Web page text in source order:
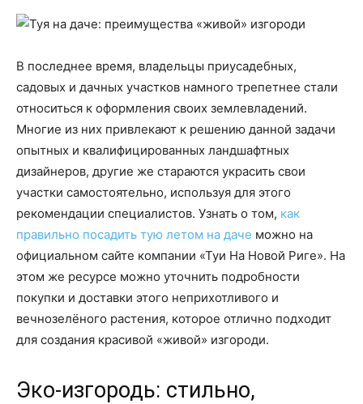
В последнее время, владельцы приусадебных,
садовых и дачных участков намного трепетнее стали
относиться к оформления своих землевладений.
Многие из них привлекают к решению данной задачи
опытных и квалифицированных ландшафтных
дизайнеров, другие же стараются украсить свои
участки самостоятельно, используя для этого
рекомендации специалистов. Узнать о том, как
правильно посадить тую летом на даче можно на
официальном сайте компании «Туи На Новой Риге». На
этом же ресурсе можно уточнить подробности
покупки и доставки этого неприхотливого и
вечнозелёного растения, которое отлично подходит
для создания красивой «живой» изгороди.
Эко-изгородь: стильно,